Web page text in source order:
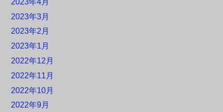
2023年3月
2023年2月
2023年1月
2022年12月
2022年11月
2022年10月
2022年9月